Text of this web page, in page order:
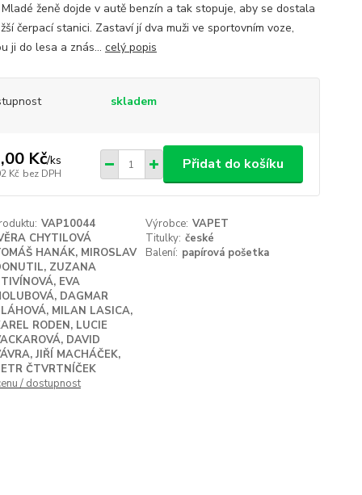
ženě dojde v autě benzín a tak stopuje, aby se dostala
čerpací stanici. Zastaví jí dva muži ve sportovním voze,
ji do lesa a znás... celý popis
skladem
Kč/ks
Kč bez DPH
Přidat do košíku
VAP10044 Výrobce: VAPET
CHYTILOVÁ
Titulky: české
HANÁK, MIROSLAV
ZUZANA
EVA
DAGMAR
MILAN LASICA,
RODEN, LUCIE
DAVID
JIŘÍ MACHÁČEK,
ČTVRTNÍČEK
Balení: papírová pošetka
/ dostupnost